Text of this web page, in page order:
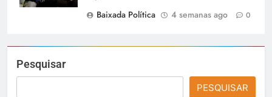
Baixada Política
4 semanas ago 0
Pesquisar
PESQUISAR